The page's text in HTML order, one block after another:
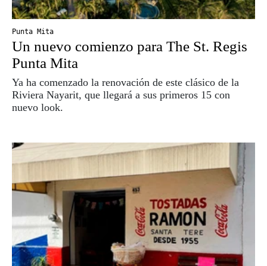
Punta Mita
Un nuevo comienzo para The St. Regis
Punta Mita
Ya ha comenzado la renovación de este clásico de la
Riviera Nayarit, que llegará a sus primeros 15 con
nuevo look.